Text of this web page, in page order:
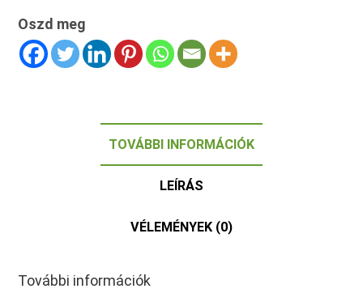
Oszd meg
TOVÁBBI INFORMÁCIÓK
LEÍRÁS
VÉLEMÉNYEK (0)
További információk